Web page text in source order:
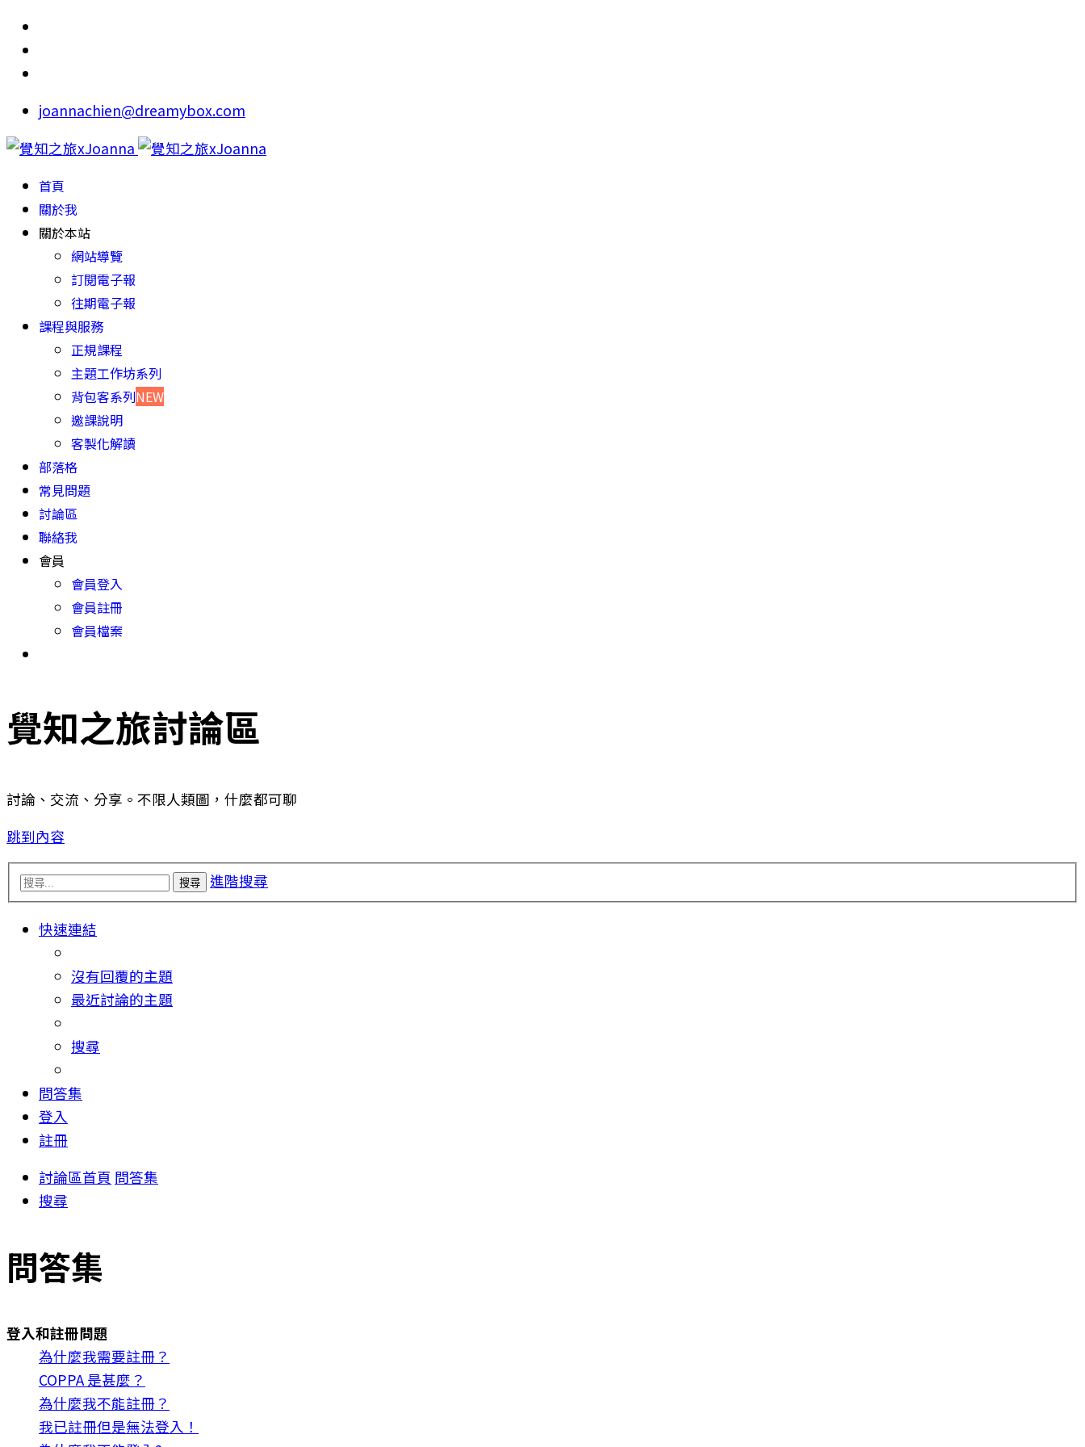
joannachien@dreamybox.com
首頁
關於我
關於本站
網站導覽
訂閱電子報
往期電子報
課程與服務
正規課程
主題工作坊系列
背包客系列NEW
邀課說明
客製化解讀
部落格
常見問題
討論區
聯絡我
會員
會員登入
會員註冊
會員檔案
覺知之旅討論區
討論、交流、分享。不限人類圖，什麼都可聊
跳到內容
搜尋 進階搜尋
快速連結
沒有回覆的主題
最近討論的主題
搜尋
問答集
登入
註冊
討論區首頁 問答集
搜尋
問答集
登入和註冊問題
為什麼我需要註冊？
COPPA 是甚麼？
為什麼我不能註冊？
我已註冊但是無法登入！